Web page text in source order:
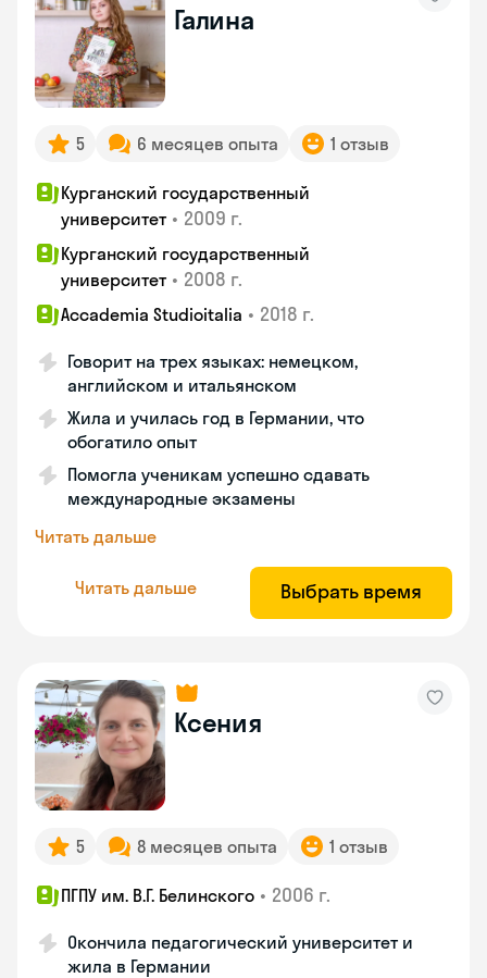
Галина
5 6 месяцев опыта 1 отзыв
Курганский государственный
университет • 2009 г.
Курганский государственный
университет • 2008 г.
Accademia Studioitalia • 2018 г.
Говорит на трех языках: немецком,
английском и итальянском
Жила и училась год в Германии, что
обогатило опыт
Помогла ученикам успешно сдавать
международные экзамены
Читать дальше
Читать дальше Выбрать время
Ксения
5 8 месяцев опыта 1 отзыв
ПГПУ им. В.Г. Белинского • 2006 г.
Окончила педагогический университет и
жила в Германии